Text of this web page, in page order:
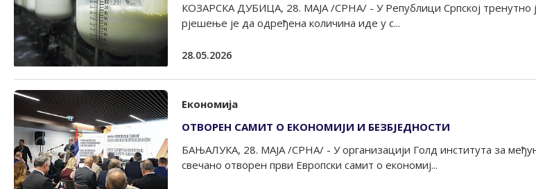
КОЗАРСКА ДУБИЦА, 28. МАЈА /СРНА/ - У Републици Српској тренутно
рјешење је да одређена количина иде у с...
28.05.2026
Економија
ОТВОРЕН САМИТ О ЕКОНОМИЈИ И БЕЗБЈЕДНОСТИ
БАЊАЛУКА, 28. МАЈА /СРНА/ - У организацији Голд института за
свечано отворен први Европски самит о економиј...